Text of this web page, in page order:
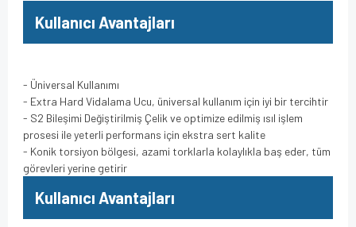
Kullanıcı Avantajları
- Üniversal Kullanımı
- Extra Hard Vidalama Ucu, üniversal kullanım için iyi bir tercihtir
- S2 Bileşimi Değiştirilmiş Çelik ve optimize edilmiş ısıl işlem
prosesi ile yeterli performans için ekstra sert kalite
- Konik torsiyon bölgesi, azami torklarla kolaylıkla baş eder, tüm
görevleri yerine getirir
Kullanıcı Avantajları